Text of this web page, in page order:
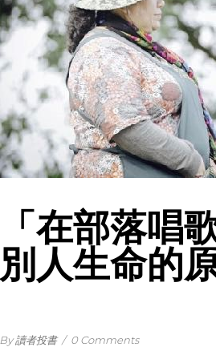
「在部落唱
別人生命的
By 讀者投書 / 0 Comments